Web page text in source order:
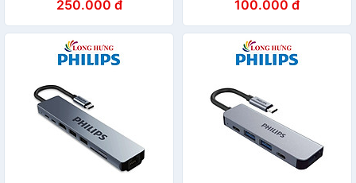
250.000 đ
chính hãng100.000 đ